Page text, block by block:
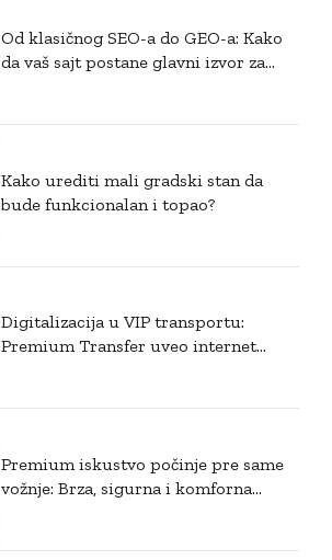
Od klasičnog SEO-a do GEO-a: Kako
da vaš sajt postane glavni izvor za
Kako urediti mali gradski stan da
bude funkcionalan i topao?
Digitalizacija u VIP transportu:
Premium Transfer uveo internet
Premium iskustvo počinje pre same
vožnje: Brza, sigurna i komforna